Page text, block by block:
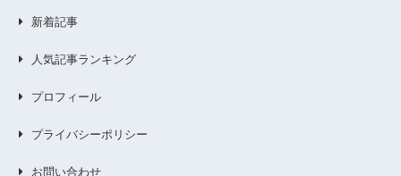
新着記事
人気記事ランキング
プロフィール
プライバシーポリシー
お問い合わせ